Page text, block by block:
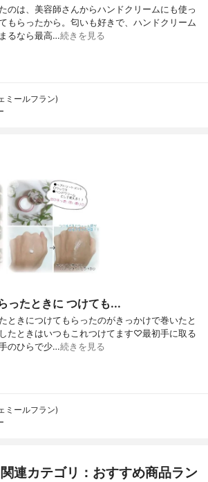
のは、美容師さんからハンドクリームにも使っ
もらったから。匂いも好きで、ハンドクリーム
るなら最高…続きを見る
ミールフラン)
ったときに つけても...
ときにつけてもらったのがきっかけで巻いたと
たときはいつもこれつけてます♡最初手に取る
のひらで少…続きを見る
ミールフラン)
連カテゴリ：おすすめ商品ラン